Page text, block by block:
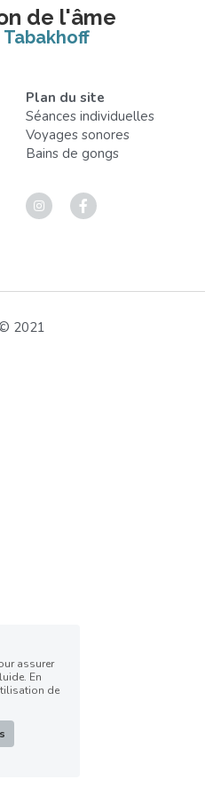
de l'âme
Tabakhoff
Plan du site
Séances individuelles
Voyages sonores
Bains de gongs
2021
DE LA BOUTIQUE
assurer
En
de